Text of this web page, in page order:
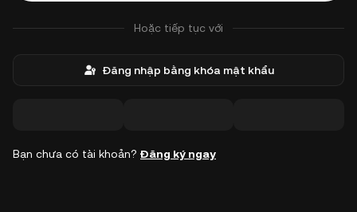
Hoặc tiếp tục với
Đăng nhập bằng khóa mật khẩu
Bạn chưa có tài khoản? Đăng ký ngay